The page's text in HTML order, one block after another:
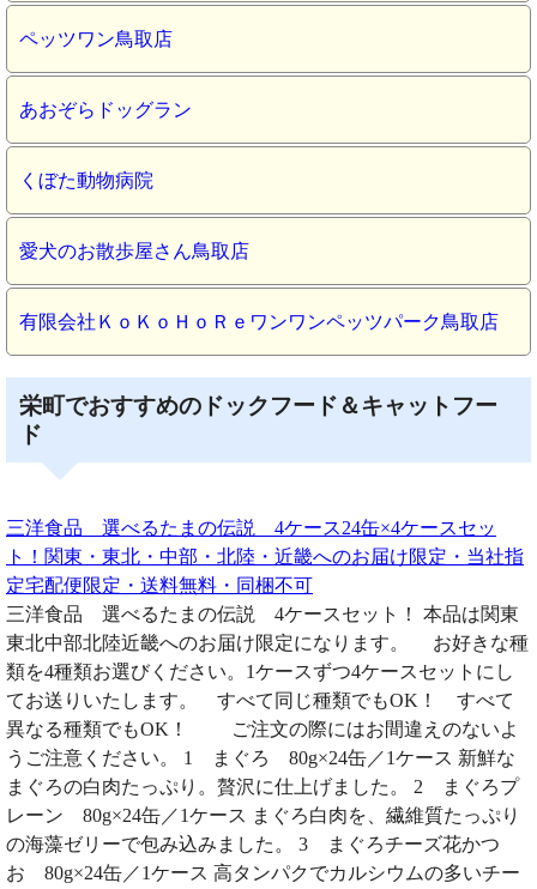
ペッツワン鳥取店
あおぞらドッグラン
くぼた動物病院
愛犬のお散歩屋さん鳥取店
有限会社ＫｏＫｏＨｏＲｅワンワンペッツパーク鳥取店
栄町でおすすめのドックフード＆キャットフー
ド
三洋食品 選べるたまの伝説 4ケース24缶×4ケースセッ
ト！関東・東北・中部・北陸・近畿へのお届け限定・当社指
定宅配便限定・送料無料・同梱不可
三洋食品 選べるたまの伝説 4ケースセット！ 本品は関東
東北中部北陸近畿へのお届け限定になります。 お好きな種
類を4種類お選びください。1ケースずつ4ケースセットにし
てお送りいたします。 すべて同じ種類でもOK！ すべて
異なる種類でもOK！ ご注文の際にはお間違えのないよ
うご注意ください。 1 まぐろ 80g×24缶／1ケース 新鮮な
まぐろの白肉たっぷり。贅沢に仕上げました。 2 まぐろプ
レーン 80g×24缶／1ケース まぐろ白肉を、繊維質たっぷり
の海藻ゼリーで包み込みました。 3 まぐろチーズ花かつ
お 80g×24缶／1ケース 高タンパクでカルシウムの多いチー